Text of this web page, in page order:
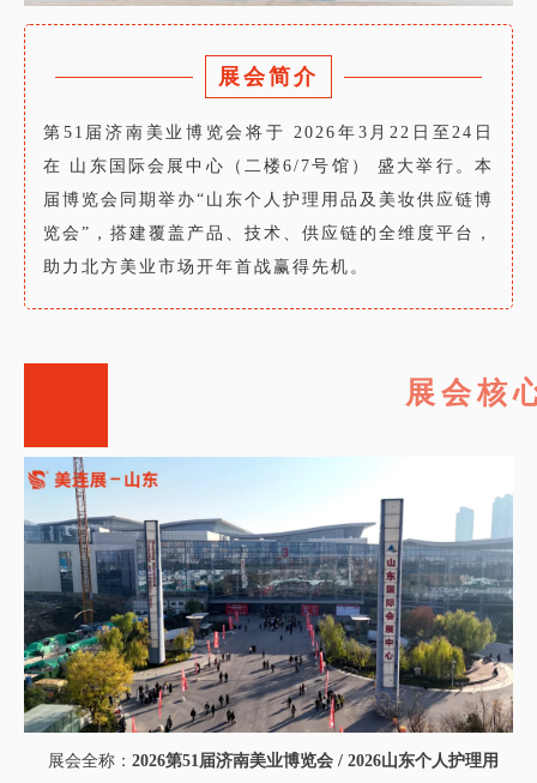
展会简介
第51届济南美业博览会将于 2026年3月22日至24日
在 山东国际会展中心（二楼6/7号馆） 盛大举行。本
届博览会同期举办“山东个人护理用品及美妆供应链博
览会”，搭建覆盖产品、技术、供应链的全维度平台，
助力北方美业市场开年首战赢得先机。
展会核
展会全称： 2026第51届济南美业博览会 / 2026山东个人护理用